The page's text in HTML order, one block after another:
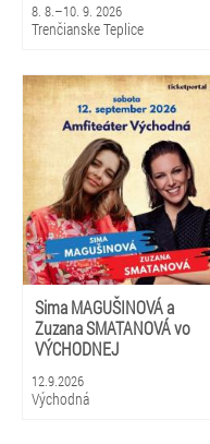
8. 8.–10. 9. 2026
Trenčianske Teplice
Sima MAGUŠINOVÁ a
Zuzana SMATANOVÁ vo
VÝCHODNEJ
12.9.2026
Východná